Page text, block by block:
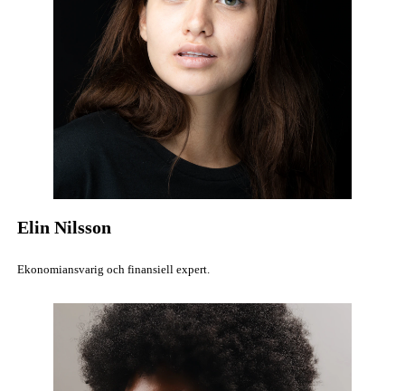
Elin Nilsson
Ekonomiansvarig och finansiell expert.